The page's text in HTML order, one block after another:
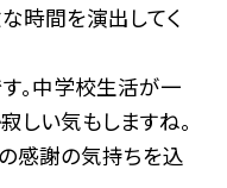
時間を演出してく
。中学校生活が一
しい気もしますね。
感謝の気持ちを込